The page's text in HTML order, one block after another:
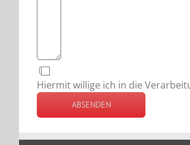
Hiermit willige ich in die
ABSENDEN